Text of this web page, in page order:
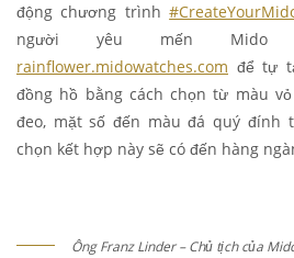
động chương trình
người yêu mến Mido
rainflower.midowatches.com để tự
đồng hồ bằng cách chọn từ màu
đeo, mặt số đến màu đá quý đính
chọn kết hợp này sẽ có đến hàng
Ông Franz Linder – Chủ tịch của